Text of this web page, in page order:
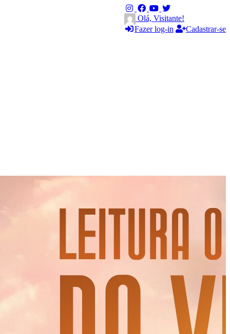
Olá, Visitante!
Fazer log-in
Cadastrar-se